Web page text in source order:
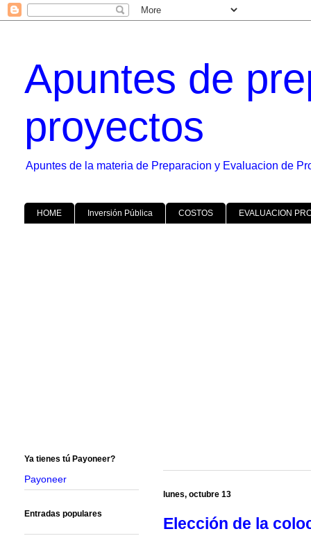
Apuntes de
proyectos
Apuntes de la materia de Preparacion y Evaluacion de
HOME Inversión Pública COSTOS EVALUACION
lunes, octubre 13
Elección de la
Ya tienes tú Payoneer?
Payoneer
Entradas populares